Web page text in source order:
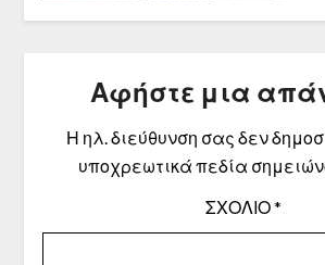
Αφήστε μια
Η ηλ. διεύθυνση σας δεν
υποχρεωτικά πεδία
ΣΧΌΛΙΟ*